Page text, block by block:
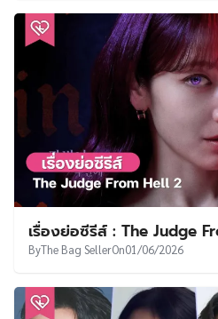
เรื่องย่อซีรีส์ : Officer
(2027)
The Bag Seller 02/06/2026